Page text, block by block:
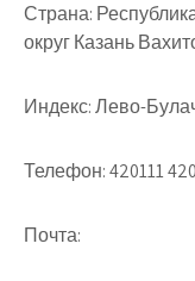
Страна:
округ Казань
Индекс: Лево-
Телефон: 420111
Почта: